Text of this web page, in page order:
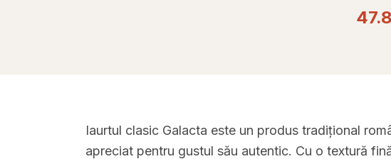
47.8
Iaurtul clasic Galacta este un produs tradițional
apreciat pentru gustul său autentic. Cu o textură